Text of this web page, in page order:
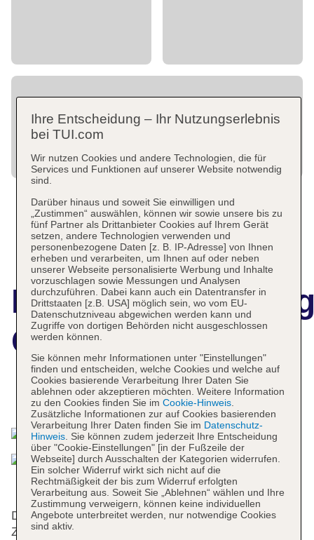
Castlecourt
Das bietet Ihre Unterkunft
Das Hotel mit einem Aufzug verfügt über 140
Zimmer. Das freundliche Personal an der Rezeption
Ihre Entscheidung – Ihr Nutzungserlebnis
bei TUI.com
Wir nutzen Cookies und andere Technologien, die für
Services und Funktionen auf unserer Website notwendig
sind.
Darüber hinaus und soweit Sie einwilligen und
„Zustimmen“ auswählen, können wir sowie unsere bis zu
fünf Partner als Drittanbieter Cookies auf Ihrem Gerät
setzen, andere Technologien verwenden und
personenbezogene Daten [z. B. IP-Adresse] von Ihnen
erheben und verarbeiten, um Ihnen auf oder neben
unserer Webseite personalisierte Werbung und Inhalte
vorzuschlagen sowie Messungen und Analysen
durchzuführen. Dabei kann auch ein Datentransfer in
Drittstaaten [z.B. USA] möglich sein, wo vom EU-
Datenschutzniveau abgewichen werden kann und
Zugriffe von dortigen Behörden nicht ausgeschlossen
werden können.
Sie können mehr Informationen unter "Einstellungen"
finden und entscheiden, welche Cookies und welche auf
Cookies basierende Verarbeitung Ihrer Daten Sie
ablehnen oder akzeptieren möchten. Weitere Information
zu den Cookies finden Sie im Cookie-Hinweis.
Zusätzliche Informationen zur auf Cookies basierenden
Verarbeitung Ihrer Daten finden Sie im Datenschutz-
Hinweis. Sie können zudem jederzeit Ihre Entscheidung
über "Cookie-Einstellungen" [in der Fußzeile der
Webseite] durch Ausschalten der Kategorien widerrufen.
Ein solcher Widerruf wirkt sich nicht auf die
Rechtmäßigkeit der bis zum Widerruf erfolgten
Verarbeitung aus. Soweit Sie „Ablehnen“ wählen und Ihre
Zustimmung verweigern, können keine individuellen
Angebote unterbreitet werden, nur notwendige Cookies
sind aktiv.